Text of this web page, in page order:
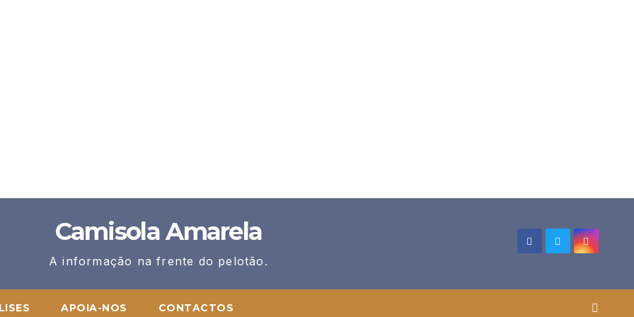
Camisola Amarela
A informação na frente do pelotão.
APOIA-NOS CONTACTOS